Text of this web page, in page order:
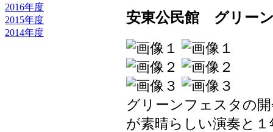
2016年度
2015年度
2014年度
安東公民館 グリー
グリーンフェスタの
が素晴らしい演奏と